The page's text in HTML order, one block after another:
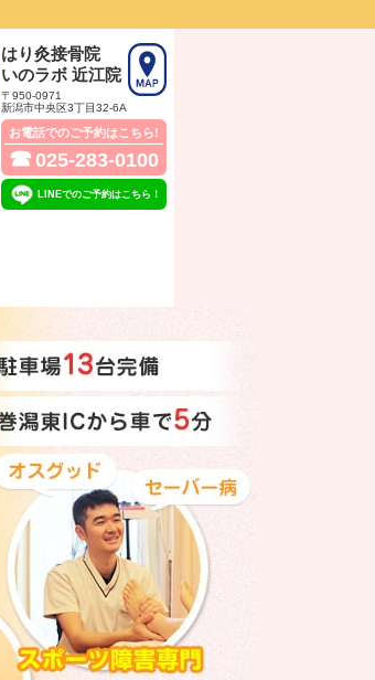
はり灸接骨院
いのラボ 近江院
〒950-0971
新潟市中央区3丁目32‐6A
お電話でのご予約はこちら!
☎ 025-283-0100
LINEでのご予約はこちら！